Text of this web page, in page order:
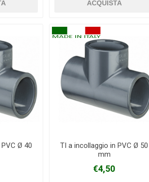
Ø 40
TI a incollaggio in PVC Ø 50
mm
€4,50